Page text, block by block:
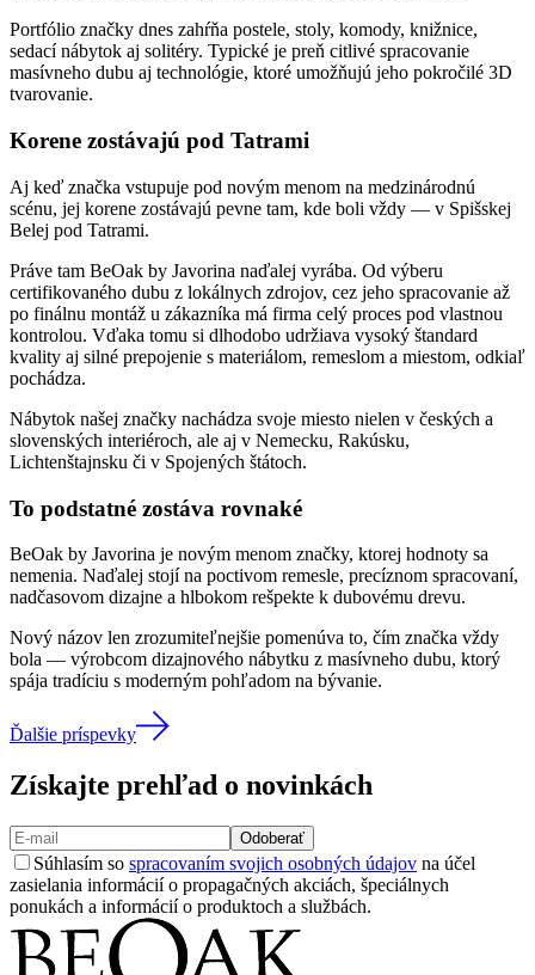
Portfólio značky dnes zahŕňa postele, stoly, komody, knižnice,
sedací nábytok aj solitéry. Typické je preň citlivé spracovanie
masívneho dubu aj technológie, ktoré umožňujú jeho pokročilé 3D
tvarovanie.
Korene zostávajú pod Tatrami
Aj keď značka vstupuje pod novým menom na medzinárodnú
scénu, jej korene zostávajú pevne tam, kde boli vždy — v Spišskej
Belej pod Tatrami.
Práve tam BeOak by Javorina naďalej vyrába. Od výberu
certifikovaného dubu z lokálnych zdrojov, cez jeho spracovanie až
po finálnu montáž u zákazníka má firma celý proces pod vlastnou
kontrolou. Vďaka tomu si dlhodobo udržiava vysoký štandard
kvality aj silné prepojenie s materiálom, remeslom a miestom, odkiaľ
pochádza.
Nábytok našej značky nachádza svoje miesto nielen v českých a
slovenských interiéroch, ale aj v Nemecku, Rakúsku,
Lichtenštajnsku či v Spojených štátoch.
To podstatné zostáva rovnaké
BeOak by Javorina je novým menom značky, ktorej hodnoty sa
nemenia. Naďalej stojí na poctivom remesle, precíznom spracovaní,
nadčasovom dizajne a hlbokom rešpekte k dubovému drevu.
Nový názov len zrozumiteľnejšie pomenúva to, čím značka vždy
bola — výrobcom dizajnového nábytku z masívneho dubu, ktorý
spája tradíciu s moderným pohľadom na bývanie.
Ďalšie príspevky
Získajte prehľad o novinkách
Odoberať
Súhlasím so spracovaním svojich osobných údajov na účel
zasielania informácií o propagačných akciách, špeciálnych
ponukách a informácií o produktoch a službách.